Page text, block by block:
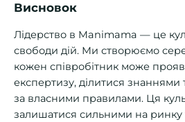
Висновок
Лідерство в Manimama — це
свободи дій. Ми створюємо
кожен співробітник може
експертизу, ділитися знаннями
за власними правилами. Ця
залишатися сильними на ринку